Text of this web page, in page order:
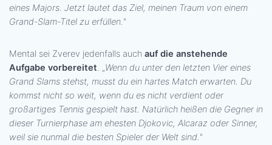
eines Majors. Jetzt lautet das Ziel, meinen Traum von einem
Grand-Slam-Titel zu erfüllen."
Mental sei Zverev jedenfalls auch auf die anstehende
Aufgabe vorbereitet. „Wenn du unter den letzten Vier eines
Grand Slams stehst, musst du ein hartes Match erwarten. Du
kommst nicht so weit, wenn du es nicht verdient oder
großartiges Tennis gespielt hast. Natürlich heißen die Gegner in
dieser Turnierphase am ehesten Djokovic, Alcaraz oder Sinner,
weil sie nunmal die besten Spieler der Welt sind."